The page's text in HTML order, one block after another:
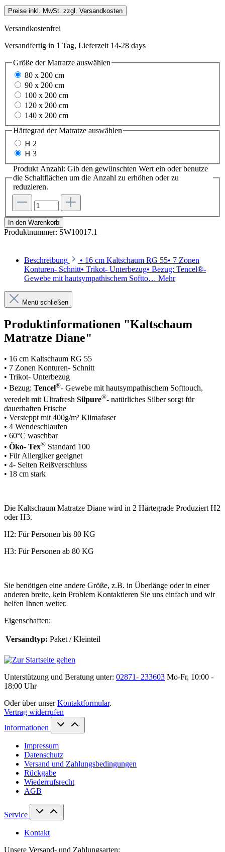
Preise inkl. MwSt. zzgl. Versandkosten
Versandkostenfrei
Versandfertig in 1 Tag, Lieferzeit 14-28 days
Größe der Matratze auswählen
80 x 200 cm
90 x 200 cm
100 x 200 cm
120 x 200 cm
140 x 200 cm
Härtegrad der Matratze auswählen
H 2
H 3
Produkt Anzahl: Gib den gewünschten Wert ein oder benutze
die Schaltflächen um die Anzahl zu erhöhen oder zu
reduzieren.
In den Warenkorb
Produktnummer: SW10017.1
Beschreibung
• 16 cm Kaltschaum RG 55• 7 Zonen
Konturen- Schnitt• Trikot- Unterbezug• Bezug: Tencel®-
Gewebe mit hautsympathischem Softto… Mehr
Menü schließen
Produktinformationen "Kaltschaum
Matratze Diane"
• 16 cm Kaltschaum RG 55
• 7 Zonen Konturen- Schnitt
• Trikot- Unterbezug
• Bezug: Tencel®- Gewebe mit hautsympathischem Softtouch,
veredelt mit Ultrafresh Silpure®- natürliches Silber sorgt für
dauerhaften Frische
• Versteppt mit 400g/m² Klimafaser
• 4 Wendeschlaufen
• 60°C waschbar
• Öko- Tex® Standard 100
• Für Allergiker geeignet
• 4- Seiten Reißverschluss
• 18 cm stark
Die Kaltschaum Matratze Diane wird in 2 Härtegrade Produziert H2
oder H3.
H2: Für Personen bis 80 KG
H3: Für Personen ab 80 KG
Sie benötigen eine andere Größe, z.B. in Überlänge oder in einer
anderen breite, kein Problem Kontaktieren Sie uns einfach und wir
helfen Ihnen weiter.
Eigenschaften:
Versandtyp: Paket / Kleinteil
Unterstützung und Beratung unter: 02871- 233603 Mo-Fr, 10:00 -
18:00 Uhr
Oder über unserKontaktformular.
Vertrag widerrufen
Informationen
Impressum
Datenschutz
Versand und Zahlungsbedingungen
Rückgabe
Wiederrufsrecht
AGB
Service
Kontakt
Unsere Versand- und Zahlungsarten: